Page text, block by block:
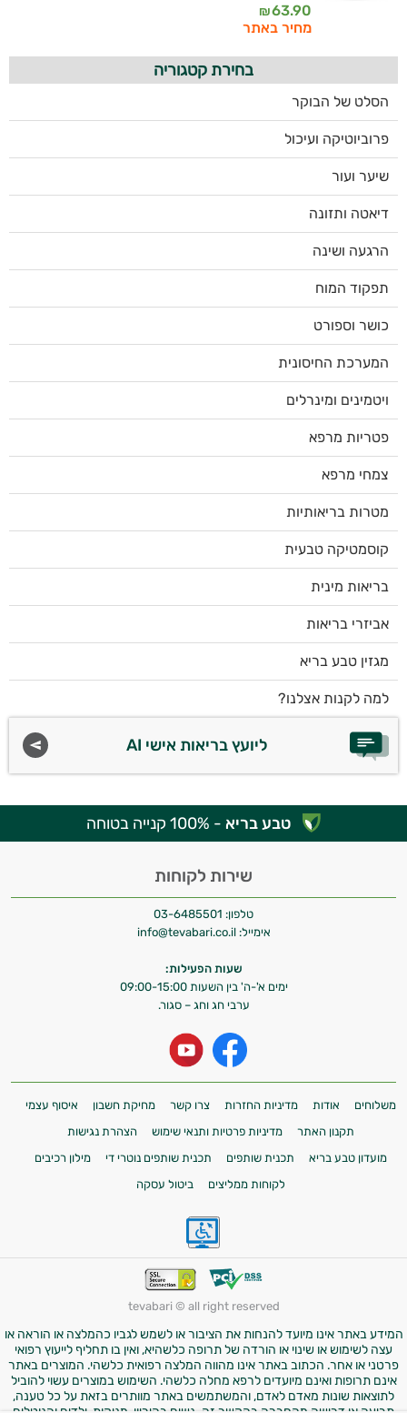
63.90
₪
מחיר באתר
בחירת קטגוריה
הסלט של הבוקר
פרוביוטיקה ועיכול
שיער ועור
דיאטה ותזונה
הרגעה ושינה
תפקוד המוח
כושר וספורט
המערכת החיסונית
ויטמינים ומינרלים
פטריות מרפא
צמחי מרפא
מטרות בריאותיות
קוסמטיקה טבעית
בריאות מינית
אביזרי בריאות
מגזין טבע בריא
למה לקנות אצלנו?
ליועץ בריאות אישי AI
טבע בריא - 100% קנייה בטוחה
שירות לקוחות
טלפון: 03-6485501
אימייל: info@tevabari.co.il
שעות הפעילות:
ימים א'-ה' בין השעות 09:00-15:00
ערבי חג וחג – סגור.
משלוחים אודות מדיניות החזרות צרו קשר מחיקת חשבון
איסוף עצמי
תקנון האתר
מדיניות פרטיות ותנאי שימוש
הצהרת נגישות
מועדון טבע בריא
תכנית שותפים תכנית שותפים נוטרי די
מילון רכיבים
לקוחות ממליצים
ביטול עסקה
tevabari © all right reserved
המידע באתר אינו מיועד להנחות את הציבור או לשמש לגביו כהמלצה או הוראה או
עצה לשימוש או שינוי או הורדה של תרופה כלשהיא, ואין בו תחליף לייעוץ רפואי
פרטני או אחר. הכתוב באתר אינו מהווה המלצה רפואית כלשהי. המוצרים באתר
אינם תרופות ואינם מיועדים לרפא מחלה כלשהי. השימוש במוצרים עשוי להוביל
לתוצאות שונות מאדם לאדם, והמשתמשים באתר מוותרים בזאת על כל טענה,